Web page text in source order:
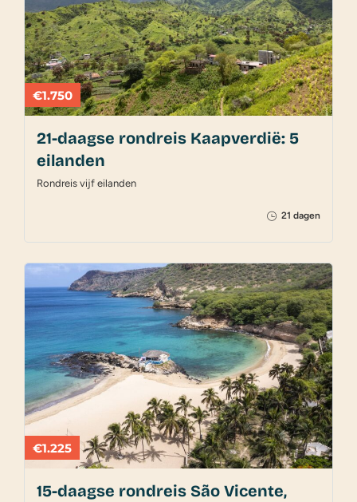
€1.750
21-daagse rondreis Kaapverdië: 5
eilanden
Rondreis vijf eilanden
21 dagen
€1.225
15-daagse rondreis São Vicente,